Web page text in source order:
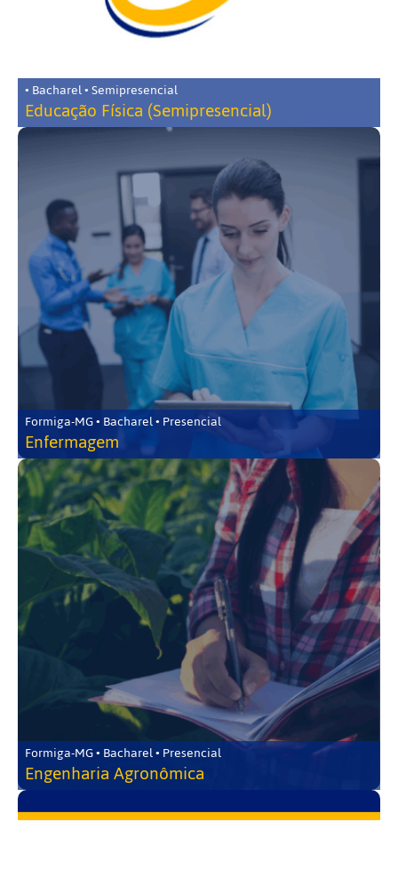
• Bacharel • Semipresencial
Educação Física (Semipresencial)
Formiga-MG • Bacharel • Presencial
Enfermagem
Formiga-MG • Bacharel • Presencial
Engenharia Agronômica